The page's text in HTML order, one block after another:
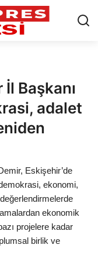
Başkanı
adalet
Eskişehir’de
ekonomi,
ekonomik
projelere kadar
birlik ve